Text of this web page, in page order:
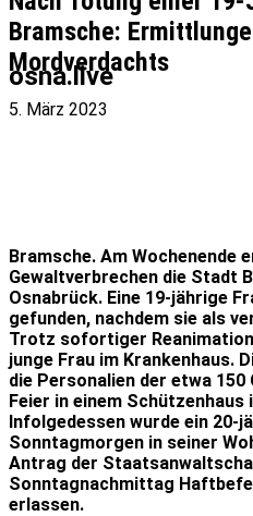
osna.live
Bramsche:
Mordverdachts
5. März 2023
Bramsche. Am
Gewaltverbrechen die Stadt
Osnabrück. Eine 19-jährige
gefunden, nachdem sie als
Trotz sofortiger
junge Frau im Krankenhaus.
die Personalien der etwa
Feier in einem
Infolgedessen wurde ein 20-
Sonntagmorgen in seiner
Antrag der
Sonntagnachmittag
erlassen.